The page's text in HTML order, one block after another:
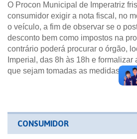
O Procon Municipal de Imperatriz
consumidor exigir a nota fiscal, no
o veículo, a fim de observar se o
desconto bem como impostos na
contrário poderá procurar o órgão,
Imperial, das 8h às 18h e formalizar
que sejam tomadas as medidas
CONSUMIDOR